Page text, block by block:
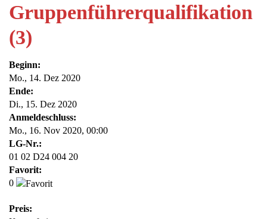
Gruppenführerqualifikation
(3)
Beginn:
Mo., 14. Dez 2020
Ende:
Di., 15. Dez 2020
Anmelde​schluss:
Mo., 16. Nov 2020, 00:00
LG-Nr.:
01 02 D24 004 20
Favorit:
0
Preis: